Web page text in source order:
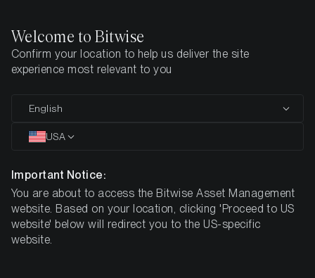
Home Insights Research
Was bedeutet Staking und wie
kann ich damit Geld verdienen?
Welcome to Bitwise
Confirm your location to help us deliver the site
experience most relevant to you
English
USA
Important Notice:
You are about to access the Bitwise Asset Management
website. Based on your location, clicking 'Proceed to US
website' below will redirect you to the US-specific
website.